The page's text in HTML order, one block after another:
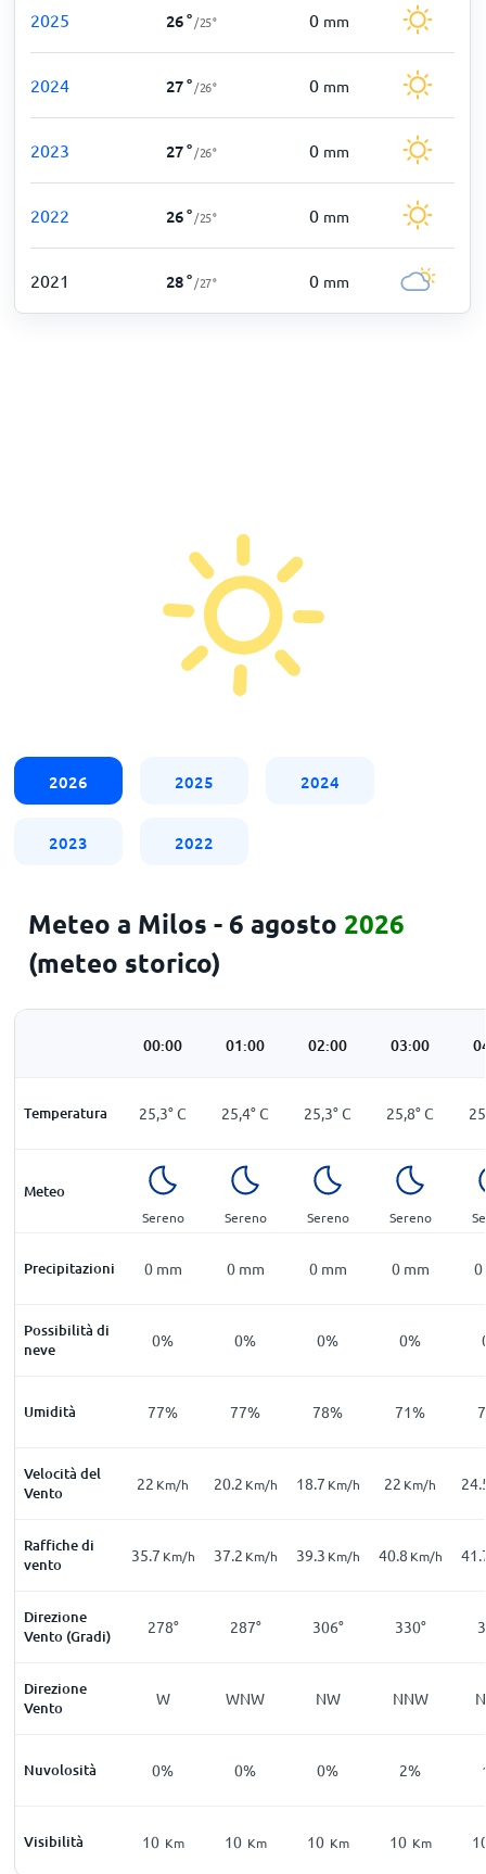
2025 26° /25° 0 mm
2024 27° /26° 0 mm
2023 27° /26° 0 mm
2022 26° /25° 0 mm
2021 28° /27° 0 mm
2026 2025 2024
2023 2022
Meteo a Milos - 6 agosto 2026
(meteo storico)
00:00 01:00 02:00 03:00
Temperatura 25,3°C 25,4°C 25,3°C 25,8°C
Meteo
Sereno Sereno Sereno Sereno
Precipitazioni 0 mm 0 mm 0 mm 0 mm 0
Possibilità di
neve
0% 0% 0% 0%
Umidità 77% 77% 78% 71%
Velocità del
Vento
22 Km/h 20.2 Km/h 18.7 Km/h 22 Km/h
Raffiche di
vento
35.7 Km/h 37.2 Km/h 39.3 Km/h 40.8 Km/h
Direzione
Vento (Gradi)
278° 287° 306° 330°
Direzione
Vento
W WNW NW NNW
Nuvolosità 0% 0% 0% 2%
Visibilità 10 Km 10 Km 10 Km 10 Km